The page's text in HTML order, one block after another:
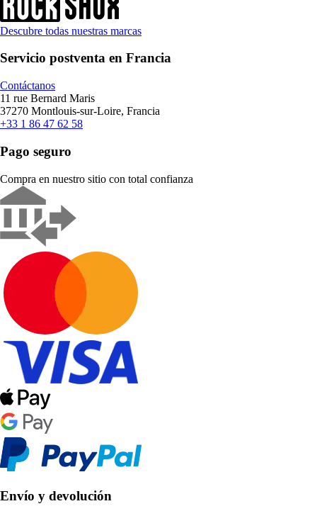
Descubre todas nuestras marcas
Servicio postventa en Francia
Contáctanos
11 rue Bernard Maris
37270 Montlouis-sur-Loire, Francia
+33 1 86 47 62 58
Pago seguro
Compra en nuestro sitio con total confianza
Envío y devolución